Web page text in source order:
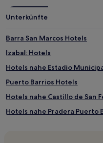
Unterkünfte
Barra San Marcos Hotels
Izabal: Hotels
Hotels nahe Estadio
Puerto Barrios Hotels
Hotels nahe Castillo de San
Hotels nahe Pradera Puerto